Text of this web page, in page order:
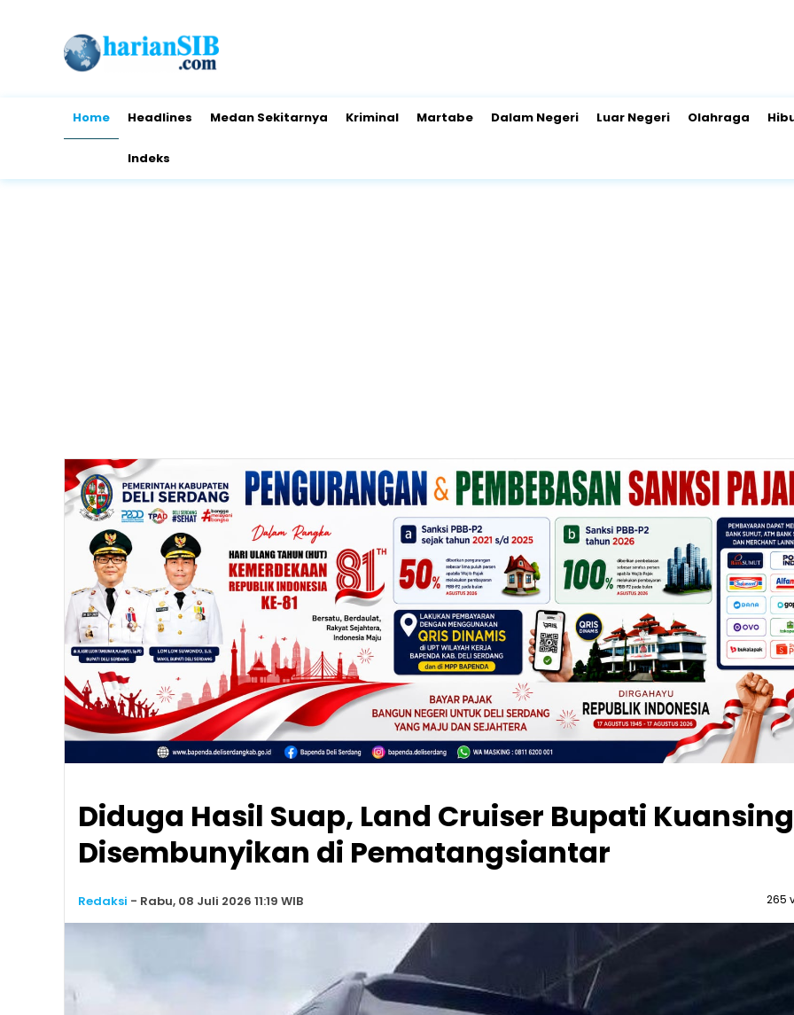
Home Headlines Medan Sekitarnya Kriminal Martabe Dalam Negeri Luar Negeri Olahraga
Indeks
Diduga Hasil Suap, Land Cruiser Bupati Kuansing
Disembunyikan di Pematangsiantar
Redaksi - Rabu, 08 Juli 2026 11:19 WIB 265